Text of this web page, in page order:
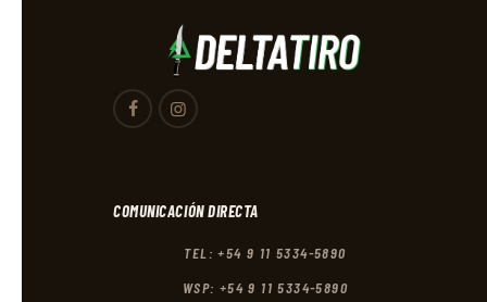
COMUNICACIÓN DIRECTA
TEL: +54 9 11 5334-5890
WSP: +54 9 11 5334-5890